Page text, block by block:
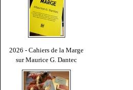
2026 - Cahiers de la Marge
sur Maurice G. Dantec